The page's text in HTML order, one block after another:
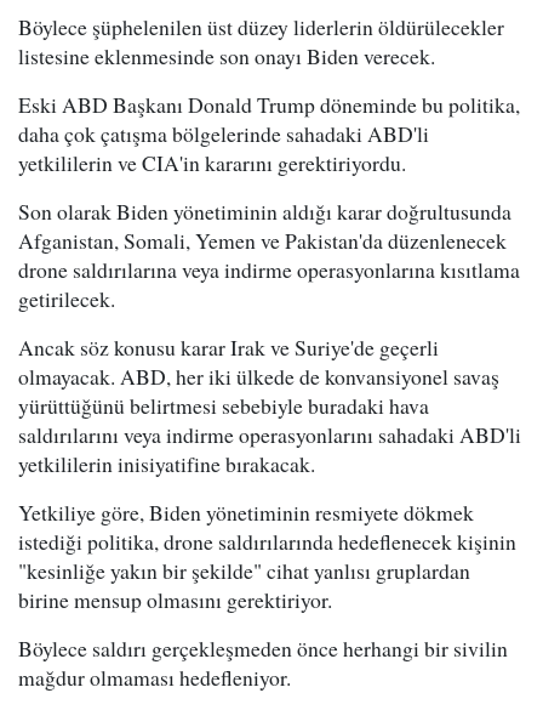
Böylece şüphelenilen üst düzey liderlerin öldürülecekler
listesine eklenmesinde son onayı Biden verecek.
Eski ABD Başkanı Donald Trump döneminde bu politika,
daha çok çatışma bölgelerinde sahadaki ABD'li
yetkililerin ve CIA'in kararını gerektiriyordu.
Son olarak Biden yönetiminin aldığı karar doğrultusunda
Afganistan, Somali, Yemen ve Pakistan'da düzenlenecek
drone saldırılarına veya indirme operasyonlarına kısıtlama
getirilecek.
Ancak söz konusu karar Irak ve Suriye'de geçerli
olmayacak. ABD, her iki ülkede de konvansiyonel savaş
yürüttüğünü belirtmesi sebebiyle buradaki hava
saldırılarını veya indirme operasyonlarını sahadaki ABD'li
yetkililerin inisiyatifine bırakacak.
Yetkiliye göre, Biden yönetiminin resmiyete dökmek
istediği politika, drone saldırılarında hedeflenecek kişinin
"kesinliğe yakın bir şekilde" cihat yanlısı gruplardan
birine mensup olmasını gerektiriyor.
Böylece saldırı gerçekleşmeden önce herhangi bir sivilin
mağdur olmaması hedefleniyor.